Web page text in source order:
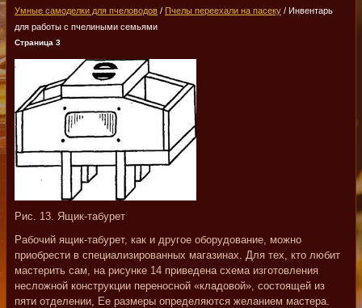
Умные самоделки для пчеловодов / Пчелы переехали на пасеку / Инвентарь
для работы с пчелиными семьями
Страница 3
Рис. 13. Ящик-табурет
Рабочий ящик-табурет, как и другое оборудование, можно
приобрести в специализированных магазинах. Для тех, кто любит
мастерить сам, на рисунке 14 приведена схема изготовления
несложной конструкции переносной «кладовой», состоящей из
пяти отделении, Ее размеры определяются желанием мастера.